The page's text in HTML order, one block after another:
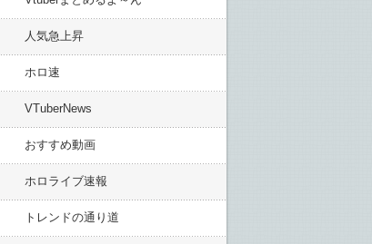
人気急上昇
ホロ速
VTuberNews
おすすめ動画
ホロライブ速報
トレンドの通り道